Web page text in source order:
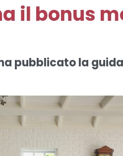
il bonus
pubblicato la